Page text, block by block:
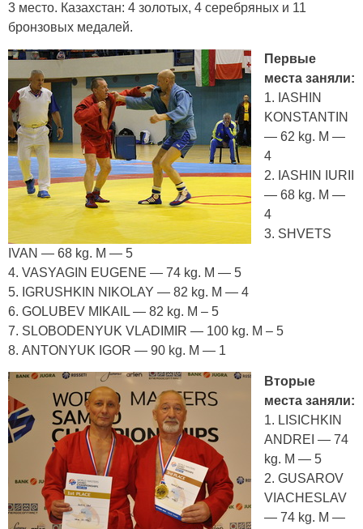
3 место. Казахстан: 4 золотых, 4 серебряных и 11
бронзовых медалей.
Первые
места заняли:
1. IASHIN
KONSTANTIN
— 62 kg. М —
4
2. IASHIN IURII
— 68 kg. М —
4
3. SHVETS
IVAN — 68 kg. М — 5
4. VASYAGIN EUGENE — 74 kg. М — 5
5. IGRUSHKIN NIKOLAY — 82 kg. М — 4
6. GOLUBEV MIKAIL — 82 kg. М – 5
7. SLOBODENYUK VLADIMIR — 100 kg. М – 5
8. ANTONYUK IGOR — 90 kg. М — 1
Вторые
места заняли:
1. LISICHKIN
ANDREI — 74
kg. М — 5
2. GUSAROV
VIACHESLAV
— 74 kg. М —